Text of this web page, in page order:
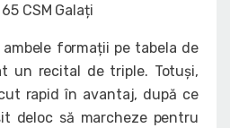
CSM Galați
formații pe tabela de
un recital de triple. Totuși,
rapid în avantaj, după ce
deloc să marcheze pentru